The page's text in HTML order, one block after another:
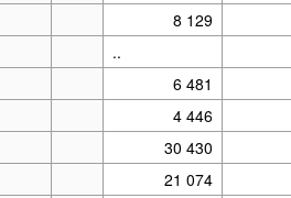
8 129
..
6 481
4 446
30 430
21 074